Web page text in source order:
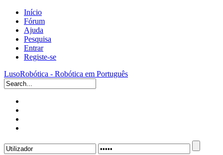
Início
Fórum
Ajuda
Pesquisa
Entrar
Registe-se
LusoRobótica - Robótica em Português